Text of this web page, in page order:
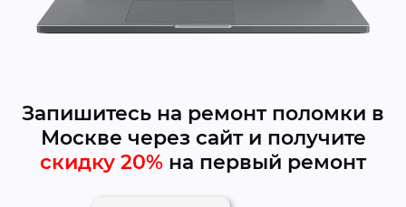
Запишитесь на ремонт поломки в
Москве через сайт и получите
скидку 20% на первый ремонт